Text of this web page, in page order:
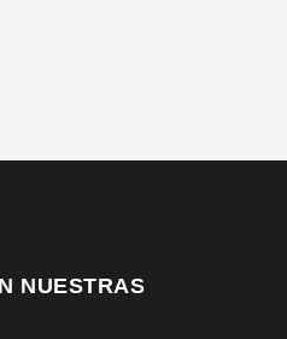
NUESTRAS